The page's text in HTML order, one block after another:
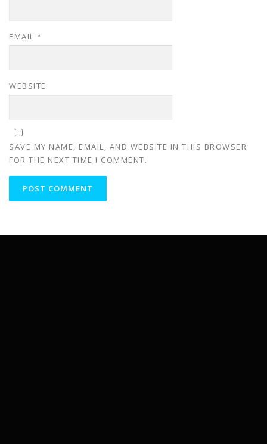
EMAIL *
WEBSITE
SAVE MY NAME, EMAIL, AND WEBSITE IN THIS BROWSER
FOR THE NEXT TIME I COMMENT.